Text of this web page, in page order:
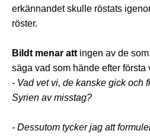
erkännandet skulle röstats
röster.
Bildt menar att ingen av de
säga vad som hände efter första
- Vad vet vi, de kanske gick och
Syrien av misstag?
- Dessutom tycker jag att